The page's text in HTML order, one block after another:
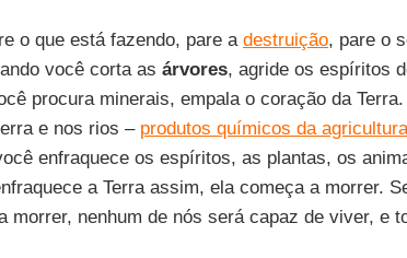
o que está fazendo, pare a destruição, pare o
você corta as árvores, agride os espíritos
procura minerais, empala o coração da
e nos rios – produtos químicos da agricultura
enfraquece os espíritos, as plantas, os
a Terra assim, ela começa a morrer.
morrer, nenhum de nós será capaz de viver, e